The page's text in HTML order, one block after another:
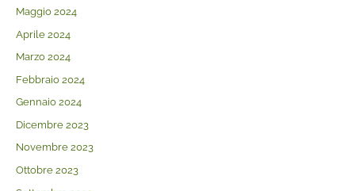
Maggio 2024
Aprile 2024
Marzo 2024
Febbraio 2024
Gennaio 2024
Dicembre 2023
Novembre 2023
Ottobre 2023